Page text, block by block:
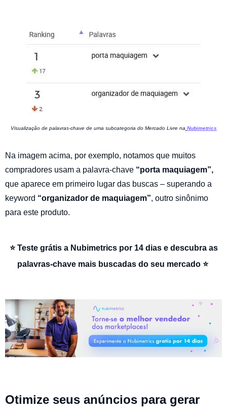
Visualização de palavras-chave de uma subcategoria do Mercado Livre na Nubimetrics
Na imagem acima, por exemplo, notamos que muitos
compradores usam a palavra-chave “porta maquiagem”,
que aparece em primeiro lugar das buscas – superando a
keyword “organizador de maquiagem”, outro sinônimo
para este produto.
⭐ Teste grátis a Nubimetrics por 14 dias e descubra as
palavras-chave mais buscadas do seu mercado ⭐
Otimize seus anúncios para gerar